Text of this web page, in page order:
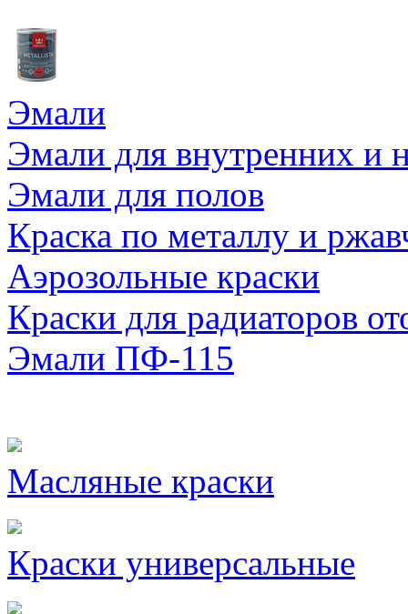
Эмали
Эмали для внутренних и
Эмали для полов
Краска по металлу и
Аэрозольные краски
Краски для радиаторов
Эмали ПФ-115
Масляные краски
Краски универсальные